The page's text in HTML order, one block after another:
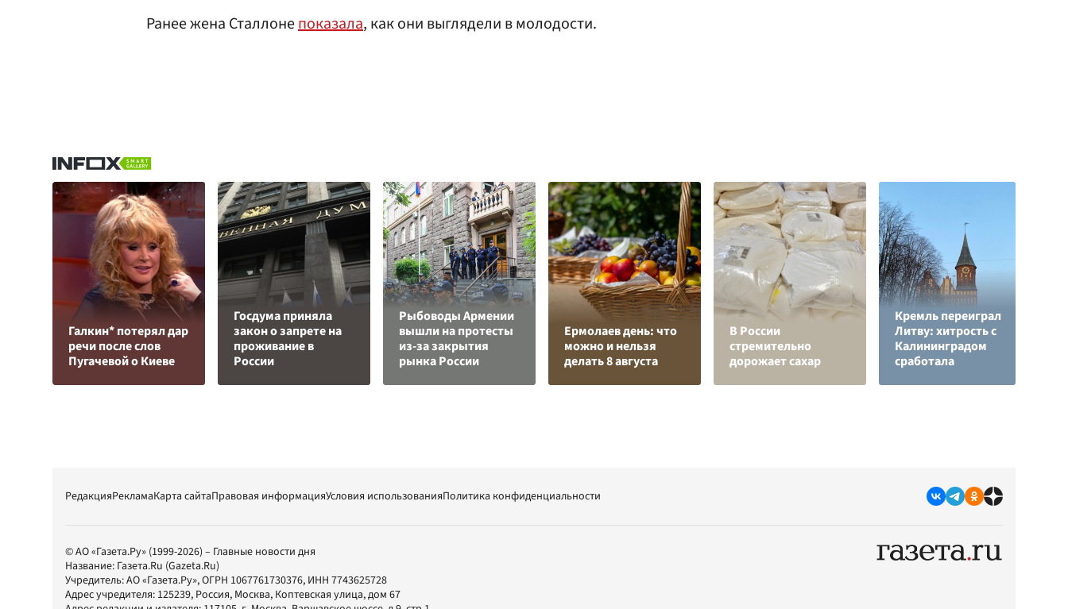
Ранее жена Сталлонепоказала, как они выглядели в молодости.
Галкин* потерял дар
речи после слов
Пугачевой о Киеве
Госдума приняла
закон о запрете на
проживание в
России
Рыбоводы Армении
вышли на протесты
из-за закрытия
рынка России
Ермолаев день: что
можно и нельзя
делать 8 августа
В России
стремительно
дорожает сахар
Кремль переиграл
Литву: хитрость с
Калининградом
сработала
РедакцияРекламаКарта сайтаПравовая информацияУсловия использованияПолитика конфиденциальности
© АО «Газета.Ру» (1999-2026) – Главные новости дня
Название: Газета.Ru (Gazeta.Ru)
Учредитель:АО «Газета.Ру», ОГРН 1067761730376, ИНН 7743625728
Адрес учредителя: 125239, Россия, Москва, Коптевская улица, дом 67